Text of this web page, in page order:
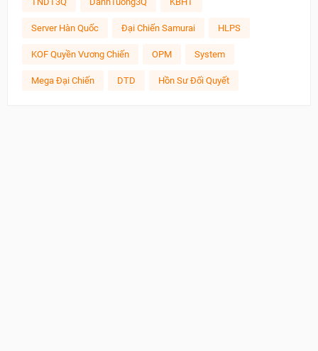
Server Hàn Quốc Đại Chiến Samurai HLPS
KOF Quyền Vương Chiến OPM System
Mega Đại Chiến DTD Hồn Sư Đối Quyết